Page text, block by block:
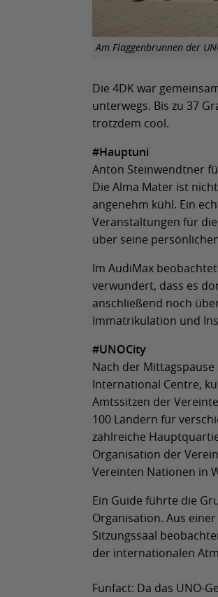
Am Flaggenbrunnen der
Die 4DK war
unterwegs. Bis zu 37
trotzdem cool.
#Hauptuni
Anton Steinwendtner
Die Alma Mater ist
angenehm kühl. Ein
Veranstaltungen für
über seine
Im AudiMax
verwundert, dass es
anschließend noch
Immatrikulation und
#UNOCity
Nach der
International Centre,
Amtssitzen der
100 Ländern für
zahlreiche
Organisation der
Vereinten Nationen in
Ein Guide führte die
Organisation. Aus
Sitzungssaal
der internationalen
Funfact: Da das UNO-